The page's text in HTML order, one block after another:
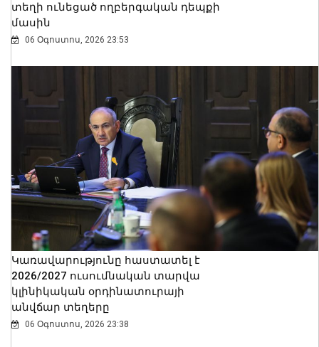
տեղի ունեցած ողբերգական դեպքի
մասին
06 Օգոստոս, 2026 23:53
Կառավարությունը հաստատել է
2026/2027 ուսումնական տարվա
կլինիկական օրդինատուրայի
անվճար տեղերը
06 Օգոստոս, 2026 23:38